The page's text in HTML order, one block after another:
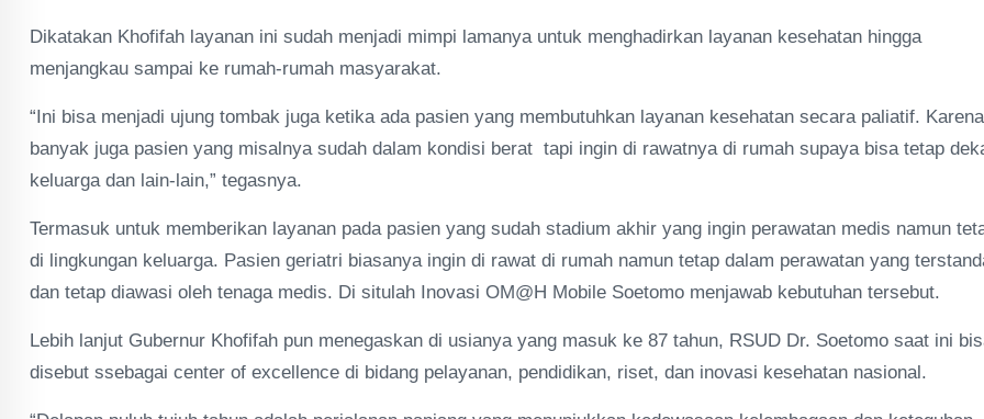
Dikatakan Khofifah layanan ini sudah menjadi mimpi lamanya untuk menghadirkan layanan kesehatan hingga
menjangkau sampai ke rumah-rumah masyarakat.
“Ini bisa menjadi ujung tombak juga ketika ada pasien yang membutuhkan layanan kesehatan secara paliatif. Karena
banyak juga pasien yang misalnya sudah dalam kondisi berat tapi ingin di rawatnya di rumah supaya bisa tetap
keluarga dan lain-lain,” tegasnya.
Termasuk untuk memberikan layanan pada pasien yang sudah stadium akhir yang ingin perawatan medis namun
di lingkungan keluarga. Pasien geriatri biasanya ingin di rawat di rumah namun tetap dalam perawatan yang
dan tetap diawasi oleh tenaga medis. Di situlah Inovasi OM@H Mobile Soetomo menjawab kebutuhan tersebut.
Lebih lanjut Gubernur Khofifah pun menegaskan di usianya yang masuk ke 87 tahun, RSUD Dr. Soetomo saat ini
disebut ssebagai center of excellence di bidang pelayanan, pendidikan, riset, dan inovasi kesehatan nasional.